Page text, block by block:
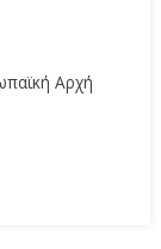
Αρχή